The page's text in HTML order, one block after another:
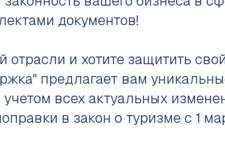
документов!
отрасли и хотите защитить
предлагает вам
всех актуальных
в закон о туризме с 1